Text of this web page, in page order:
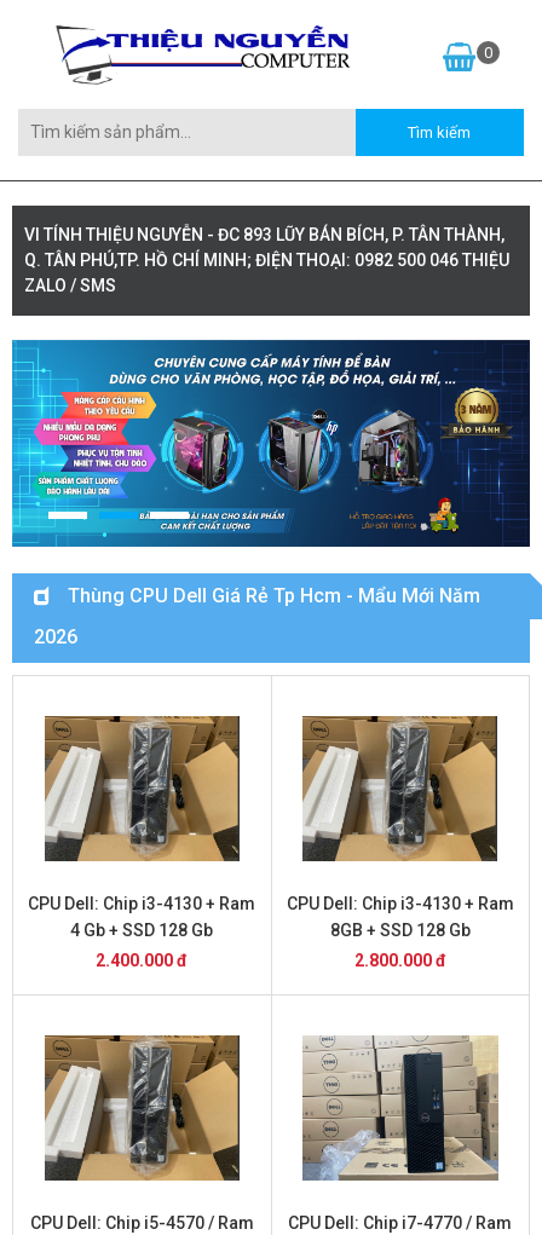
0
VI TÍNH THIỆU NGUYỄN - ĐC 893 LŨY BÁN BÍCH, P. TÂN THÀNH,
Q. TÂN PHÚ,TP. HỒ CHÍ MINH; ĐIỆN THOẠI: 0982 500 046 THIỆU
ZALO / SMS
Thùng CPU Dell Giá Rẻ Tp Hcm - Mẩu Mới Năm
2026
CPU Dell: Chip i3-4130 + Ram
4 Gb + SSD 128 Gb
2.400.000 đ
CPU Dell: Chip i3-4130 + Ram
8GB + SSD 128 Gb
2.800.000 đ
CPU Dell: Chip i5-4570 / Ram
CPU Dell: Chip i7-4770 / Ram